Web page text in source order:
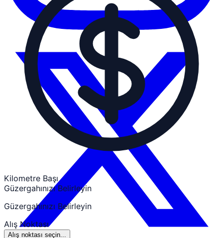
Kilometre Başı
Güzergahınızı Belirleyin
Güzergahınızı Belirleyin
Alış Noktası
Alış noktası seçin...